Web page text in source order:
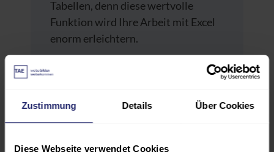
Zustimmung Details Über Cookies
Diese Webseite verwendet Cookies
Tabellen, denn diese wertvolle
Funktion wird Ihre Arbeit mit Excel
enorm erleichtern.
Methodik
Kapiteln mit einer Gesamtdauer von
4:45 Stunden. Sie können die Kapitel